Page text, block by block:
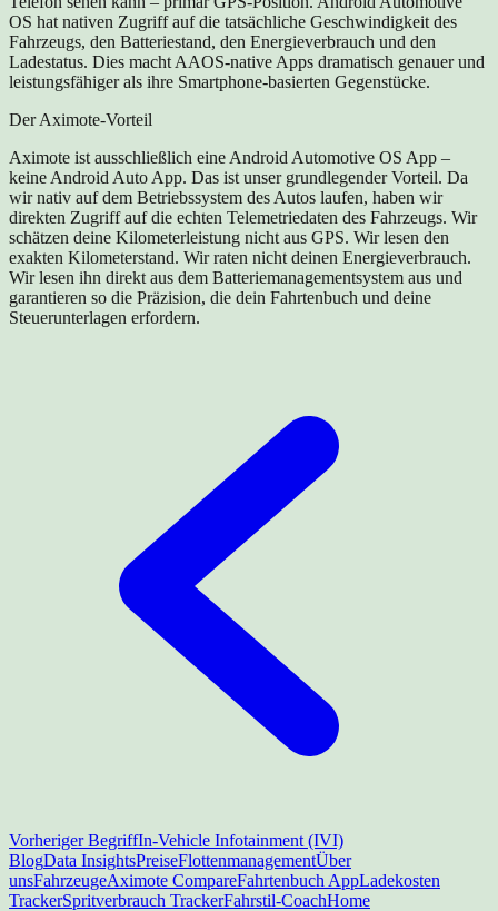
OS hat nativen Zugriff auf die tatsächliche Geschwindigkeit des
Fahrzeugs, den Batteriestand, den Energieverbrauch und den
Ladestatus. Dies macht AAOS-native Apps dramatisch genauer und
leistungsfähiger als ihre Smartphone-basierten Gegenstücke.
Der Aximote-Vorteil
Aximote ist ausschließlich eine Android Automotive OS App –
keine Android Auto App. Das ist unser grundlegender Vorteil. Da
wir nativ auf dem Betriebssystem des Autos laufen, haben wir
direkten Zugriff auf die echten Telemetriedaten des Fahrzeugs. Wir
schätzen deine Kilometerleistung nicht aus GPS. Wir lesen den
exakten Kilometerstand. Wir raten nicht deinen Energieverbrauch.
Wir lesen ihn direkt aus dem Batteriemanagementsystem aus und
garantieren so die Präzision, die dein Fahrtenbuch und deine
Steuerunterlagen erfordern.
Vorheriger BegriffIn-Vehicle Infotainment (IVI)
BlogData InsightsPreiseFlottenmanagementÜber
unsFahrzeugeAximote CompareFahrtenbuch AppLadekosten
TrackerSpritverbrauch TrackerFahrstil-CoachHome